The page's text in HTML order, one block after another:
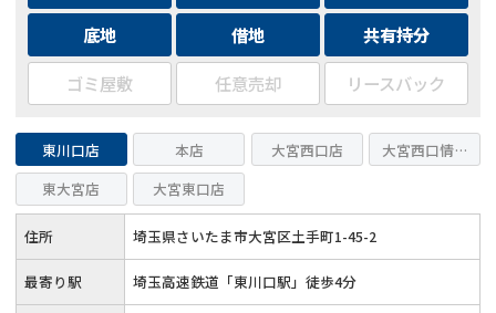
底地
借地
共有持分
ゴミ屋敷
任意売却 リースバック
東川口店 本店 大宮西口店
大宮西口情報セ
東大宮店
大宮東口店
住所 埼玉県さいたま市大宮区土手町1-45-2
最寄り駅 埼玉高速鉄道「東川口駅」徒歩4分